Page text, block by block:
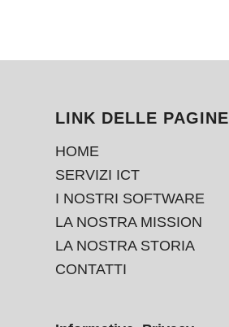
LINK DELLE PAGINE
HOME
SERVIZI ICT
I NOSTRI SOFTWARE
LA NOSTRA MISSION
LA NOSTRA STORIA
CONTATTI